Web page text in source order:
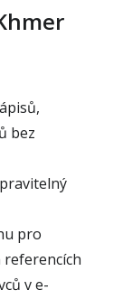
bez
pro
referencích
v e-